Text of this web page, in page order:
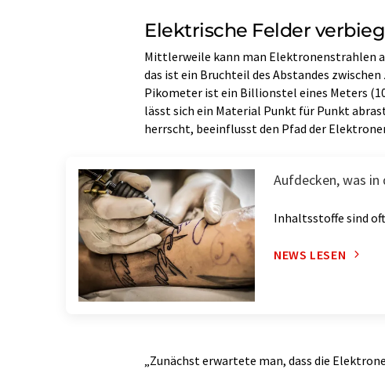
Elektrische Felder
Mittlerweile kann man Elektronenstrahlen
das ist ein Bruchteil des Abstandes
Pikometer ist ein Billionstel eines Meters
lässt sich ein Material Punkt für Punkt
herrscht, beeinflusst den Pfad der
Aufdecken, was
Inhaltsstoffe sind
NEWS LESEN
„Zunächst erwartete man, dass die